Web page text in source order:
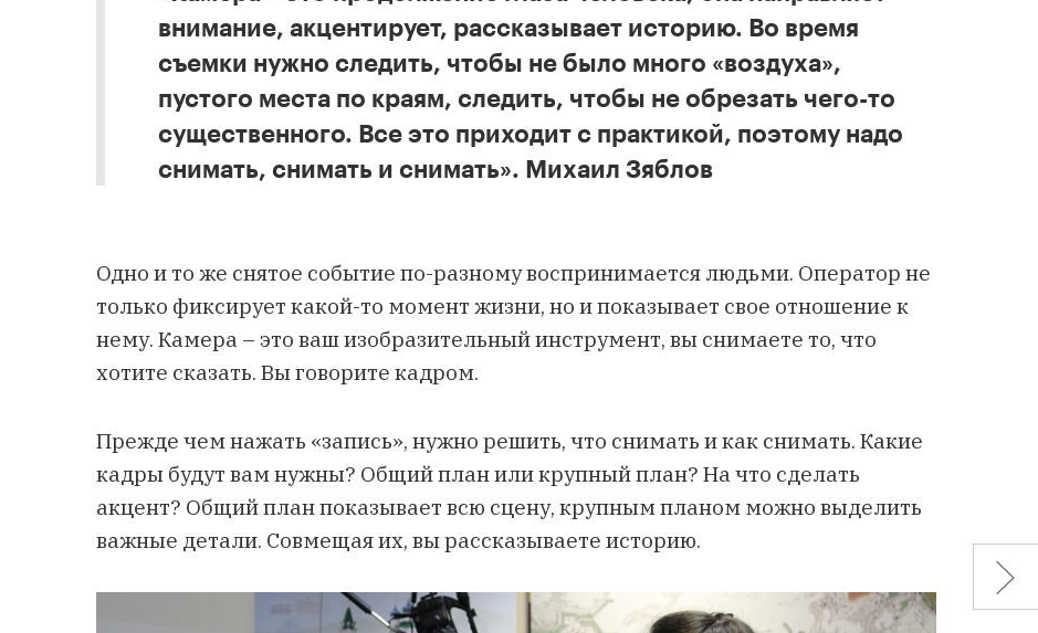
внимание, акцентирует, рассказывает историю. Во время
съемки нужно следить, чтобы не было много «воздуха»,
пустого места по краям, следить, чтобы не обрезать чего-то
существенного. Все это приходит с практикой, поэтому надо
снимать, снимать и снимать». Михаил Зяблов
Одно и то же снятое событие по-разному воспринимается людьми. Оператор не
только фиксирует какой-то момент жизни, но и показывает свое отношение к
нему. Камера – это ваш изобразительный инструмент, вы снимаете то, что
хотите сказать. Вы говорите кадром.
Прежде чем нажать «запись», нужно решить, что снимать и как снимать. Какие
кадры будут вам нужны? Общий план или крупный план? На что сделать
акцент? Общий план показывает всю сцену, крупным планом можно выделить
важные детали. Совмещая их, вы рассказываете историю.